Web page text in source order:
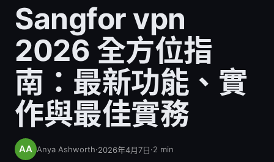
Sangfor vpn
2026 全方位指
南：最新功能、實
作與最佳實務
Anya Ashworth·2026年4月7日·2 min